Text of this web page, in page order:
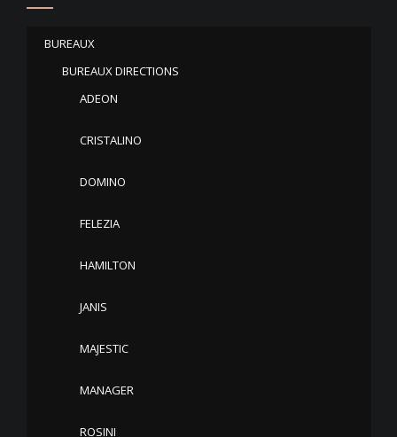
BUREAUX
BUREAUX DIRECTIONS
ADEON
CRISTALINO
DOMINO
FELEZIA
HAMILTON
JANIS
MAJESTIC
MANAGER
ROSINI